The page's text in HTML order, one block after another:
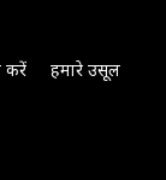
करें
हमारे उसूल